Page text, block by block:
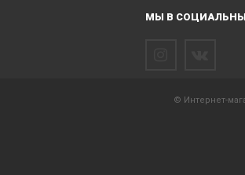
МЫ В
© Интернет-